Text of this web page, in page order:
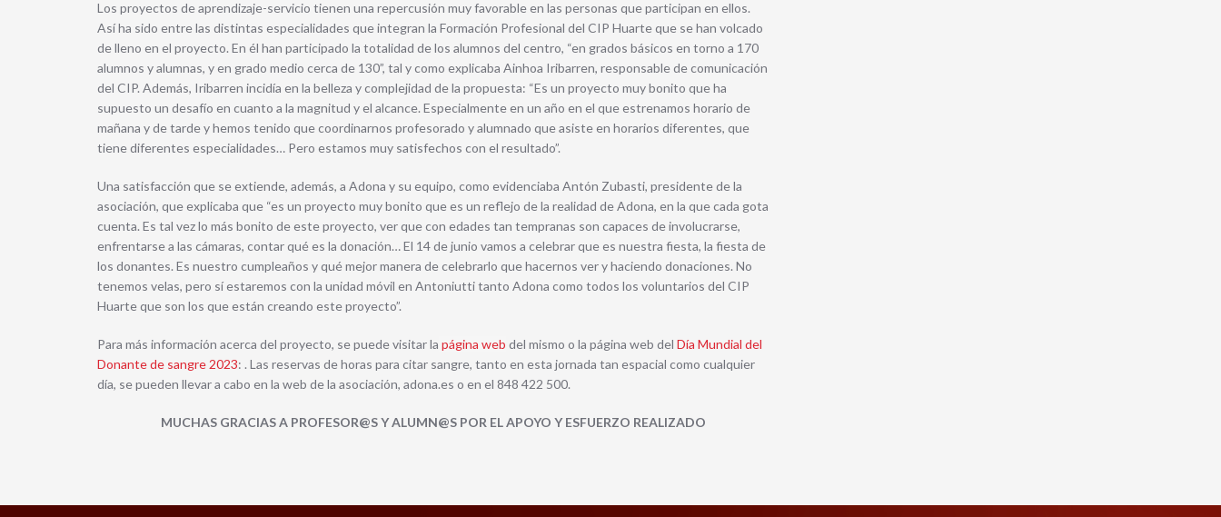
Los proyectos de aprendizaje-servicio tienen una repercusión muy favorable en las personas que participan en ellos.
Así ha sido entre las distintas especialidades que integran la Formación Profesional del CIP Huarte que se han volcado
de lleno en el proyecto. En él han participado la totalidad de los alumnos del centro, “en grados básicos en torno a 170
alumnos y alumnas, y en grado medio cerca de 130”, tal y como explicaba Ainhoa Iribarren, responsable de comunicación
del CIP. Además, Iribarren incidía en la belleza y complejidad de la propuesta: “Es un proyecto muy bonito que ha
supuesto un desafío en cuanto a la magnitud y el alcance. Especialmente en un año en el que estrenamos horario de
mañana y de tarde y hemos tenido que coordinarnos profesorado y alumnado que asiste en horarios diferentes, que
tiene diferentes especialidades… Pero estamos muy satisfechos con el resultado”.
Una satisfacción que se extiende, además, a Adona y su equipo, como evidenciaba Antón Zubasti, presidente de la
asociación, que explicaba que “es un proyecto muy bonito que es un reflejo de la realidad de Adona, en la que cada gota
cuenta. Es tal vez lo más bonito de este proyecto, ver que con edades tan tempranas son capaces de involucrarse,
enfrentarse a las cámaras, contar qué es la donación… El 14 de junio vamos a celebrar que es nuestra fiesta, la fiesta de
los donantes. Es nuestro cumpleaños y qué mejor manera de celebrarlo que hacernos ver y haciendo donaciones. No
tenemos velas, pero sí estaremos con la unidad móvil en Antoniutti tanto Adona como todos los voluntarios del CIP
Huarte que son los que están creando este proyecto”.
Para más información acerca del proyecto, se puede visitar la página web del mismo o la página web del Día Mundial del
Donante de sangre 2023: . Las reservas de horas para citar sangre, tanto en esta jornada tan espacial como cualquier
día, se pueden llevar a cabo en la web de la asociación, adona.es o en el 848 422 500.
MUCHAS GRACIAS A PROFESOR@S Y ALUMN@S POR EL APOYO Y ESFUERZO REALIZADO